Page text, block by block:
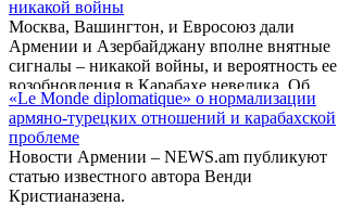
никакой войны
Москва, Вашингтон, и Евросоюз дали
Армении и Азербайджану вполне внятные
сигналы – никакой войны, и вероятность ее
возобновления в Карабахе невелика. Об
этом в интервью радиостанции «Свобода»
заявил российский военный эксперт
Александр Гольц.
«Le Monde diplomatique» о нормализации
армяно-турецких отношений и карабахской
проблеме
Новости Армении – NEWS.am публикуют
статью известного автора Венди
Кристианазена.